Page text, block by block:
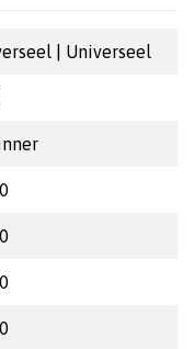
| Universeel